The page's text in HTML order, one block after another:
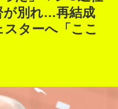
が別れ…再結成
ターへ「ここ